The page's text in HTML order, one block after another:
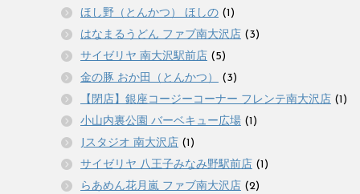
ほし野（とんかつ） ほしの (1)
はなまるうどん ファブ南大沢店 (3)
サイゼリヤ 南大沢駅前店 (5)
金の豚 おか田（とんかつ）
(3)
【閉店】銀座コージーコーナー フレンテ南大沢店 (1)
小山内裏公園 バーベキュー広場 (1)
Jスタジオ 南大沢店 (1)
サイゼリヤ 八王子みなみ野駅前店 (1)
らあめん花月嵐 ファブ南大沢店 (2)